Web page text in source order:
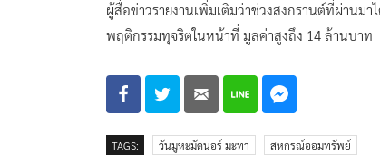
ผู้สื่อข่าวรายงานเพิ่มเติมว่าช่วงสงกรานต์ที่ผ่านม
พฤติกรรมทุจริตในหน้าที่ มูลค่าสูงถึง 14 ล้านบาท
TAGS: วันมูหะมัดนอร์ มะทา สหกรณ์ออมทรัพย์